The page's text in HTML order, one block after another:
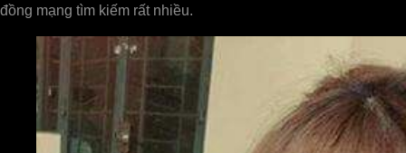
đồng mạng tìm kiếm rất nhiều.